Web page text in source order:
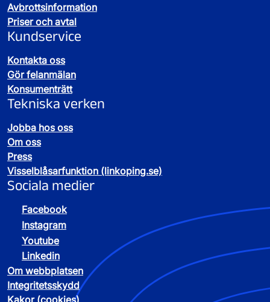
Avbrottsinformation
Priser och avtal
Kundservice
Kontakta oss
Gör felanmälan
Konsumenträtt
Tekniska verken
Jobba hos oss
Om oss
Press
Visselblåsarfunktion (linkoping.se)
Sociala medier
Facebook
Instagram
Youtube
Linkedin
Om webbplatsen
Integritetsskydd